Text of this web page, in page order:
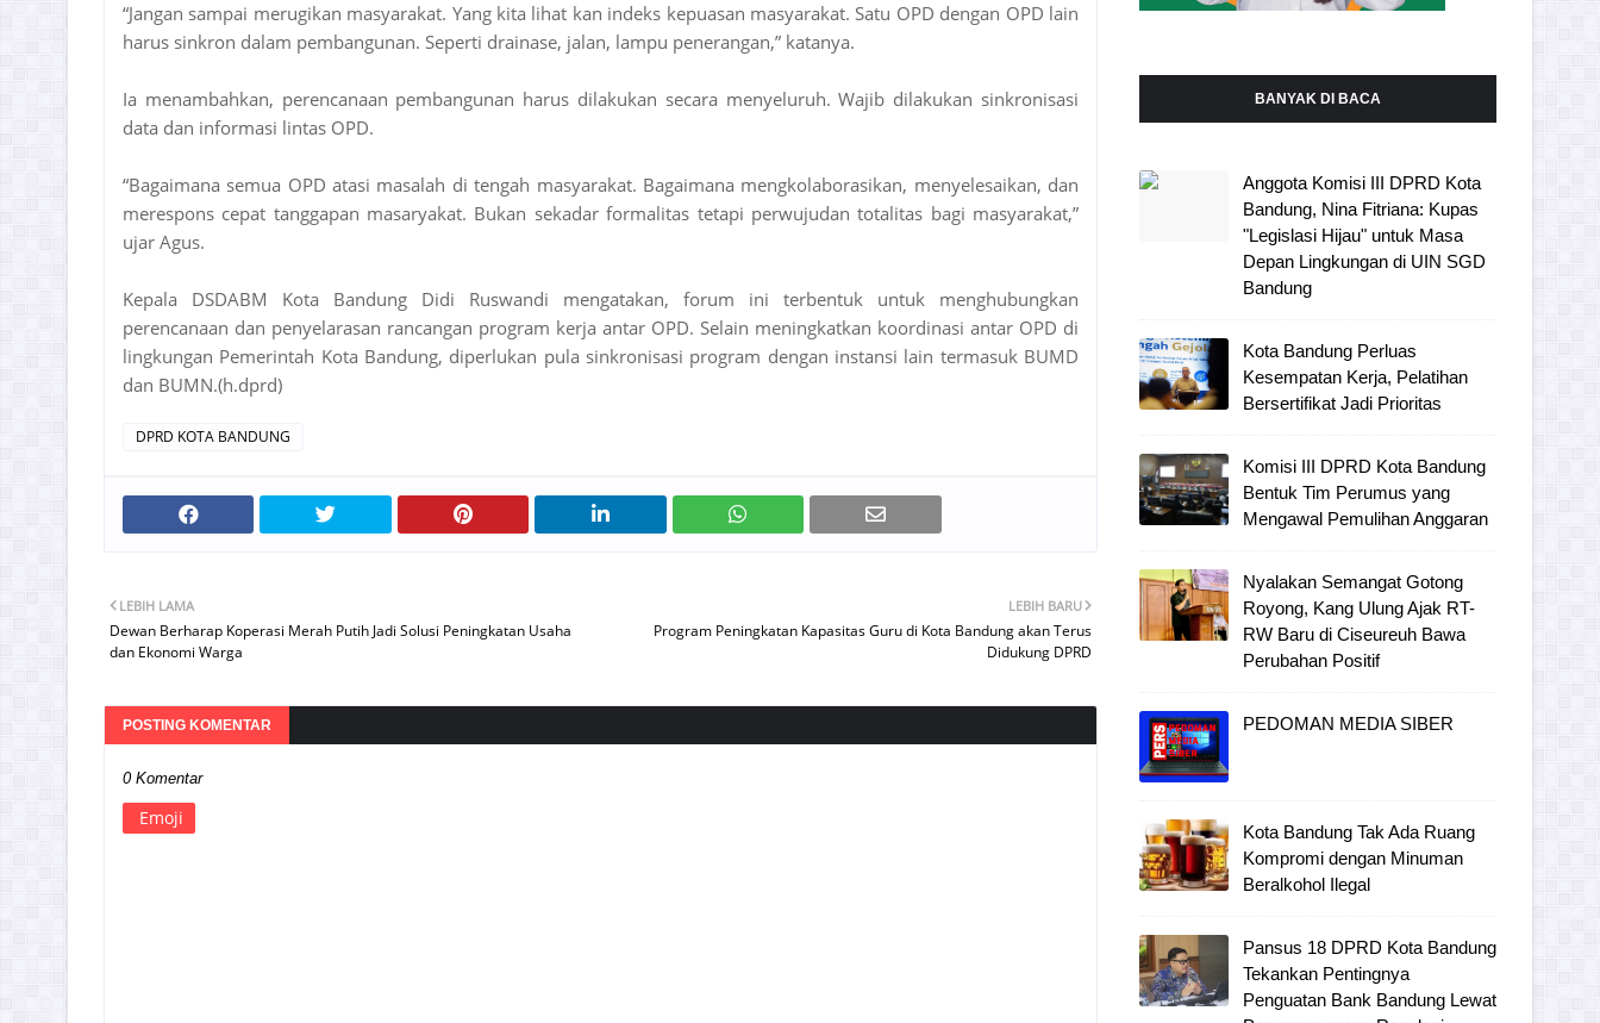
“Jangan sampai merugikan masyarakat. Yang kita lihat kan indeks kepuasan masyarakat. Satu OPD dengan OPD lain
harus sinkron dalam pembangunan. Seperti drainase, jalan, lampu penerangan,” katanya.
Ia menambahkan, perencanaan pembangunan harus dilakukan secara menyeluruh. Wajib dilakukan sinkronisasi
data dan informasi lintas OPD.
“Bagaimana semua OPD atasi masalah di tengah masyarakat. Bagaimana mengkolaborasikan, menyelesaikan, dan
merespons cepat tanggapan masaryakat. Bukan sekadar formalitas tetapi perwujudan totalitas bagi masyarakat,”
ujar Agus.
Kepala DSDABM Kota Bandung Didi Ruswandi mengatakan, forum ini terbentuk untuk menghubungkan
perencanaan dan penyelarasan rancangan program kerja antar OPD. Selain meningkatkan koordinasi antar OPD di
lingkungan Pemerintah Kota Bandung, diperlukan pula sinkronisasi program dengan instansi lain termasuk BUMD
dan BUMN.(h.dprd)
DPRD KOTA BANDUNG
LEBIH BARU
Program Peningkatan Kapasitas Guru di Kota Bandung akan Terus
Didukung DPRD
LEBIH LAMA
Dewan Berharap Koperasi Merah Putih Jadi Solusi Peningkatan Usaha
dan Ekonomi Warga
POSTING KOMENTAR
0 Komentar
Emoji
BANYAK DI BACA
Anggota Komisi III DPRD Kota
Bandung, Nina Fitriana: Kupas
"Legislasi Hijau" untuk Masa
Depan Lingkungan di UIN SGD
Bandung
Kota Bandung Perluas
Kesempatan Kerja, Pelatihan
Bersertifikat Jadi Prioritas
Komisi III DPRD Kota Bandung
Bentuk Tim Perumus yang
Mengawal Pemulihan Anggaran
Nyalakan Semangat Gotong
Royong, Kang Ulung Ajak RT-
RW Baru di Ciseureuh Bawa
Perubahan Positif
PEDOMAN MEDIA SIBER
Kota Bandung Tak Ada Ruang
Kompromi dengan Minuman
Beralkohol Ilegal
Pansus 18 DPRD Kota Bandung
Tekankan Pentingnya
Penguatan Bank Bandung Lewat